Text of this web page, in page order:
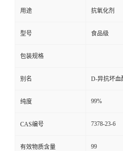
用途 抗氧化剂
型号 食品级
包装规格
别名 D-异抗坏血
纯度 99%
CAS编号 7378-23-6
有效物质含量 99